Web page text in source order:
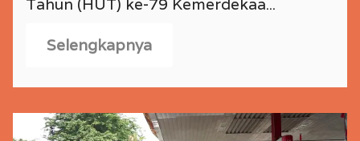
Selengkapnya